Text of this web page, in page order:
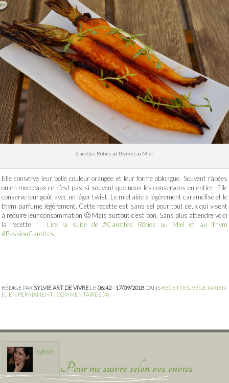
Carottes Rôties au Thym et au Miel
Elle conserve leur belle couleur orangée et leur forme oblongue. Souvent râpées
ou en morceaux ce n’est pas si souvent que nous les conservons en entier. Elle
conserve leur goût avec un léger twist. Le miel aide à légèrement caramélisé et le
thym parfume légèrement. Cette recette est sans sel pour tout ceux qui visent
à réduire leur consommation 🙂 Mais surtout c’est bon. Sans plus attendre voici
la recette : Lire la suite de #Carottes Rôties au Miel et au Thym
#PassionCarottes
RÉDIGÉ PAR SYLVIE ART DE VIVRE LE 06:42 - 17/09/2018DANS RECETTES VÉGÉTARIEN
LIEN PERMANENT COMMENTAIRES (4)
Sylvie
Pour me suivre selon vos envies